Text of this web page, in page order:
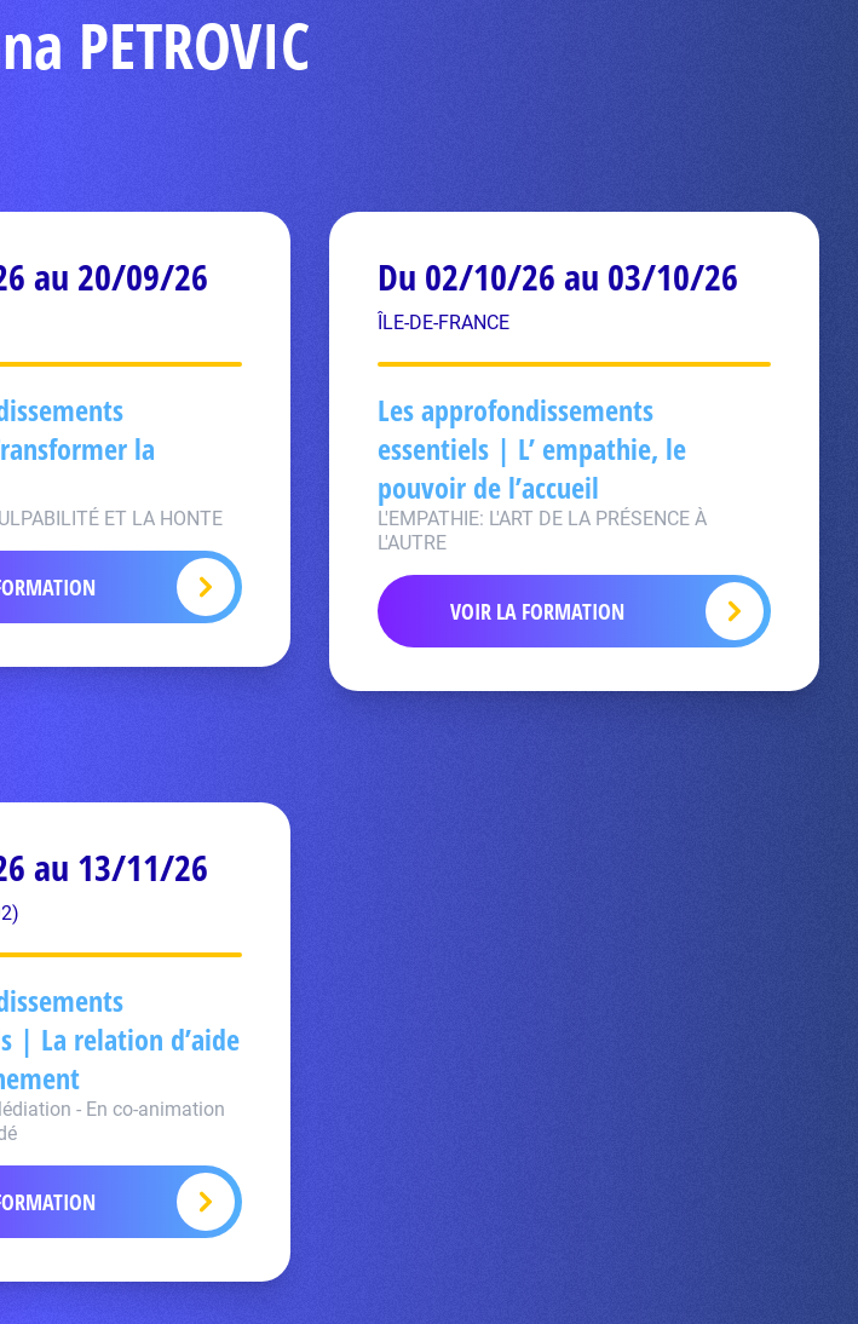
PETROVIC
au 20/09/26
la
ET LA HONTE
Du 02/10/26 au 03/10/26
ÎLE-DE-FRANCE
Les approfondissements
essentiels | L’ empathie, le
pouvoir de l’accueil
L'EMPATHIE: L'ART DE LA PRÉSENCE À
L'AUTRE
VOIR LA FORMATION
au 13/11/26
| La relation d’aide
- En co-animation